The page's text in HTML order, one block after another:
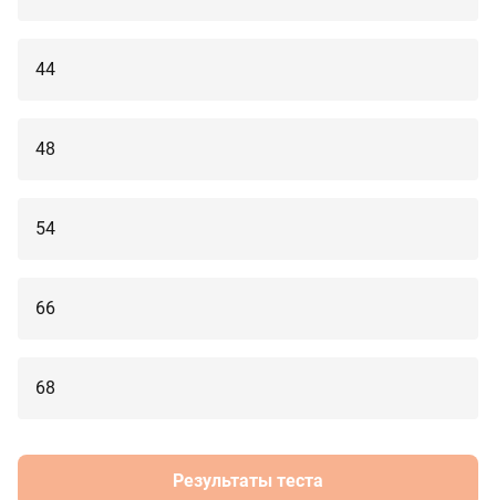
44
48
54
66
68
Результаты теста